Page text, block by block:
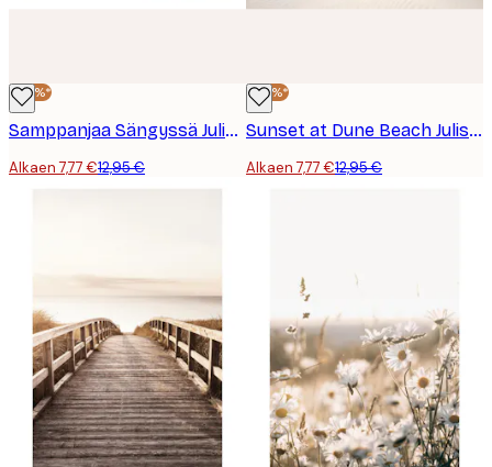
-40%*
Samppanjaa Sängyssä Juliste
Alkaen 7,77 €12,95 €
-40%*
Sunset at Dune Beach Juliste
Alkaen 7,77 €12,95 €